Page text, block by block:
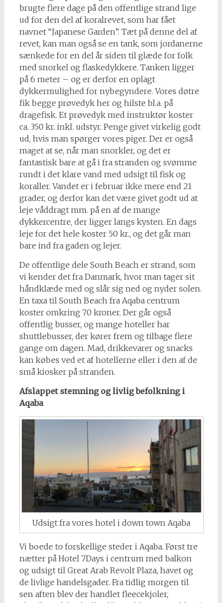
brugte flere dage på den offentlige strand lige
ud for den del af koralrevet, som har fået
navnet “Japanese Garden”. Tæt på denne del af
revet, kan man også se en tank, som jordanerne
sænkede for en del år siden til glæde for folk
med snorkel og flaskedykkere. Tanken ligger
på 6 meter – og er derfor en oplagt
dykkermulighed for nybegyndere. Vores døtre
fik begge prøvedyk her og hilste bl.a. på
dragefisk. Et prøvedyk med instruktør koster
ca. 350 kr. inkl. udstyr. Penge givet virkelig godt
ud, hvis man spørger vores piger. Der er også
maget at se, når man snorkler, og det er
fantastisk bare at gå i fra stranden og svømme
rundt i det klare vand med udsigt til fisk og
koraller. Vandet er i februar ikke mere end 21
grader, og derfor kan det være givet godt ud at
leje våddragt mm. på en af de mange
dykkercentre, der ligger langs kysten. En dags
leje for det hele koster 50 kr., og det går man
bare ind fra gaden og lejer.
De offentlige dele South Beach er strand, som
vi kender det fra Danmark, hvor man tager sit
håndklæde med og slår sig ned og nyder solen.
En taxa til South Beach fra Aqaba centrum
koster omkring 70 kroner. Der går også
offentlig busser, og mange hoteller har
shuttlebusser, der kører frem og tilbage flere
gange om dagen. Mad, drikkevarer og snacks
kan købes ved et af hotellerne eller i den af de
små kiosker på stranden.
Afslappet stemning og livlig befolkning i
Aqaba
Udsigt fra vores hotel i down town Aqaba
Vi boede to forskellige steder i Aqaba. Først tre
nætter på Hotel 7Days i centrum med balkon
og udsigt til Great Arab Revolt Plaza, havet og
de livlige handelsgader. Fra tidlig morgen til
sen aften blev der handlet fleecekjoler,